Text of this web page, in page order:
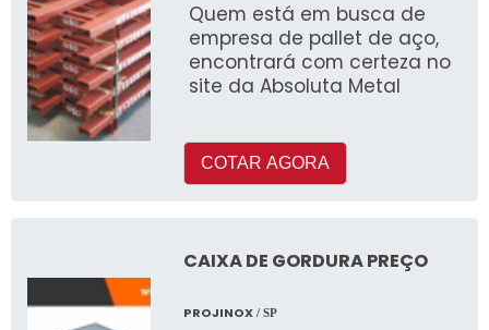
Quem está em busca de
empresa de pallet de aço,
encontrará com certeza no
site da Absoluta Metal
COTAR AGORA
CAIXA DE GORDURA PREÇO
PROJINOX/ SP